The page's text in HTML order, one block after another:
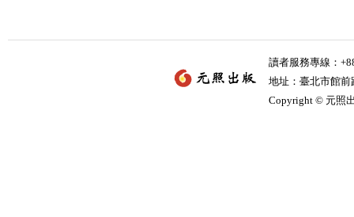
讀者服務專線：
地址：臺北市館
Copyright © 元照